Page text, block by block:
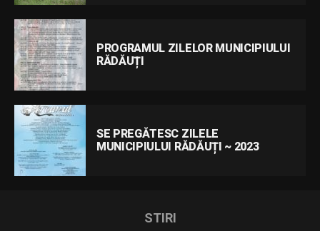
PROGRAMUL ZILELOR MUNICIPIULUI
RĂDĂUȚI
SE PREGĂTESC ZILELE
MUNICIPIULUI RĂDĂUȚI ~ 2023
STIRI